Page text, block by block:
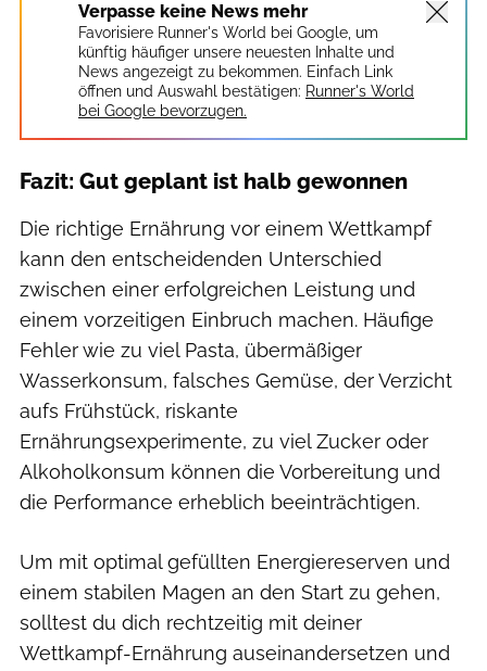
Verpasse keine News mehr
Favorisiere Runner's World bei Google, um
künftig häufiger unsere neuesten Inhalte und
News angezeigt zu bekommen. Einfach Link
öffnen und Auswahl bestätigen: Runner's World
bei Google bevorzugen.
Fazit: Gut geplant ist halb gewonnen
Die richtige Ernährung vor einem Wettkampf
kann den entscheidenden Unterschied
zwischen einer erfolgreichen Leistung und
einem vorzeitigen Einbruch machen. Häufige
Fehler wie zu viel Pasta, übermäßiger
Wasserkonsum, falsches Gemüse, der Verzicht
aufs Frühstück, riskante
Ernährungsexperimente, zu viel Zucker oder
Alkoholkonsum können die Vorbereitung und
die Performance erheblich beeinträchtigen.
Um mit optimal gefüllten Energiereserven und
einem stabilen Magen an den Start zu gehen,
solltest du dich rechtzeitig mit deiner
Wettkampf-Ernährung auseinandersetzen und